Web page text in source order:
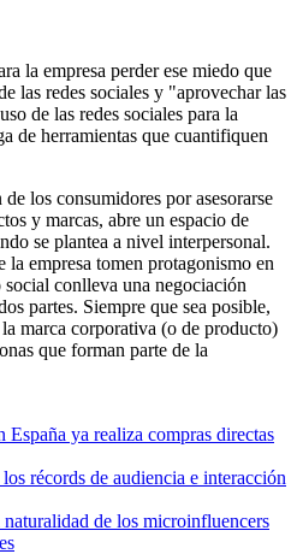
la empresa perder ese miedo que
las redes sociales y "aprovechar las
de las redes sociales para la
de herramientas que cuantifiquen
los consumidores por asesorarse
y marcas, abre un espacio de
se plantea a nivel interpersonal.
la empresa tomen protagonismo en
conlleva una negociación
partes. Siempre que sea posible,
marca corporativa (o de producto)
que forman parte de la
España ya realiza compras directas
récords de audiencia e interacción
de los microinfluencers